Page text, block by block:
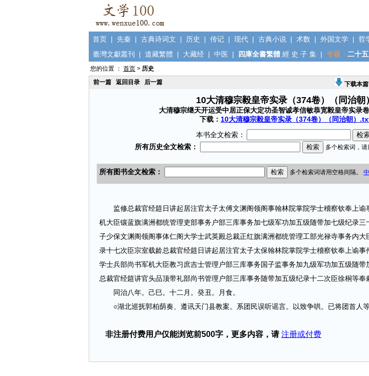
首页 | 先秦 | 古典诗词文 | 历史 | 传记 | 现代 | 古典小说 | 术数 | 外国文学 | 哲
臺灣文獻叢刊
| 道藏繁體 | 大藏经 | 中医 | 四庫全書繁體 經 史 子 集 | 专题： 二十
您的位置 ： 首页 > 历史
前一篇
返回目录 后一篇 下载本
10大清穆宗毅皇帝实录（374卷）（同治朝）
大清穆宗继天开运受中居正保大定功圣智诚孝信敏恭宽毅皇帝实录
下载： 10大清穆宗毅皇帝实录（374卷）（同治朝）
本书全文检索：
监修总裁官经筵日讲起居注官太子太傅文渊阁领阁事翰林院掌院学士稽察钦奉上谕
机大臣镶蓝旗满洲都统管理吏部事务户部三库事务加七级军功加五级随带加七级纪录
子少保文渊阁领阁事体仁阁大学士武英殿总裁正红旗满洲都统管理工部光禄寺事务内
录十七次臣宗室载龄总裁官经筵日讲起居注官太子太保翰林院掌院学士稽察钦奉上谕
学士兵部尚书军机大臣教习庶吉士管理户部三库事务国子监事务加九级军功加五级随带
总裁官经筵讲官头品顶带礼部尚书管理户部三库事务随带加五级纪录十二次臣徐桐等奉
同治八年。己巳。十二月。癸丑。月食。
○湖北巡抚郭柏荫奏、遵讯天门县教案。系团民误听谣言。以致争哄。已将团首人等
非注册付费用户仅能浏览前500字，更多内容，请 注册或付费